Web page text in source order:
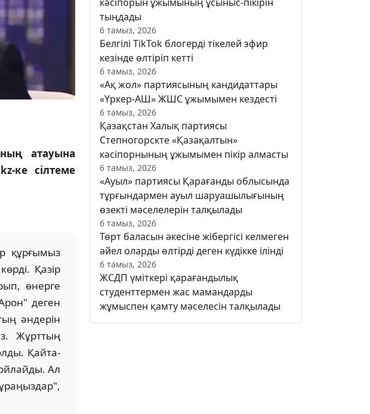
атауына
ке сілтеме
құрғымыз
Қазір
өнерге
деген
әндерін
Жұрттың
Қайта-
Ал
тыңдады
6 тамыз, 2026
Белгілі TikTok блогерді тікелей эфир
кезінде өлтіріп кетті
6 тамыз, 2026
«Ақ жол» партиясының кандидаттары
«Үркер-АШ» ЖШС ұжымымен кездесті
6 тамыз, 2026
Қазақстан Халық партиясы
Степногорскте «Қазақалтын»
кәсіпорнының ұжымымен пікір алмасты
6 тамыз, 2026
«Ауыл» партиясы Қарағанды облысында
тұрғындармен ауыл шаруашылығының
өзекті мәселелерін талқылады
6 тамыз, 2026
Төрт баласын әкесіне жібергісі келмеген
әйел оларды өлтірді деген күдікке ілінді
6 тамыз, 2026
ЖСДП үміткері қарағандылық
студенттермен жас мамандарды
жұмыспен қамту мәселесін талқылады